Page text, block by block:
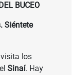
BUCEO
Siéntete
los
Sinaí. Hay